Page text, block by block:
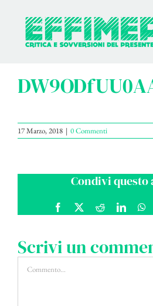
contenuto
17 Marzo, 2018 | 0 Commenti
Condivi
Facebook Reddit
Scrivi un
Commento